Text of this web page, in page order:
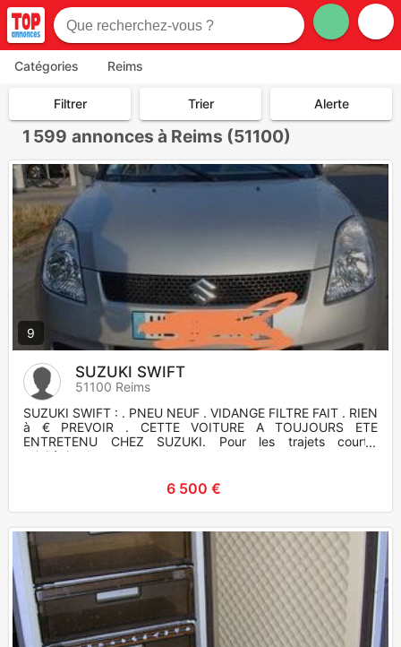
Catégories Reims
Filtrer Trier Alerte
1 599 annonces à Reims (51100)
9
SUZUKI SWIFT
51100 Reims
SUZUKI SWIFT : . PNEU NEUF . VIDANGE FILTRE FAIT . RIEN
à € PREVOIR . CETTE VOITURE A TOUJOURS ETE
ENTRETENU CHEZ SUZUKI. Pour les trajets courts,
privilégiez la marche ou le v
6 500 €